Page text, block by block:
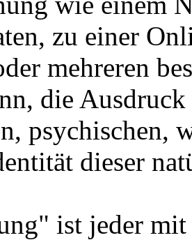
zu einer
mehreren
die
psychischen,
dieser
ist jeder